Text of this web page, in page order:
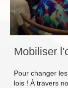
Mobiliser
Pour changer
lois ! À travers